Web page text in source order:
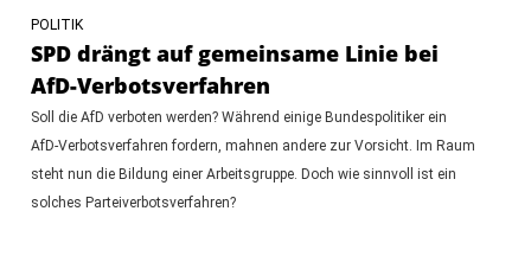
POLITIK
SPD drängt auf gemeinsame Linie bei
AfD-Verbotsverfahren
Soll die AfD verboten werden? Während einige Bundespolitiker ein
AfD-Verbotsverfahren fordern, mahnen andere zur Vorsicht. Im Raum
steht nun die Bildung einer Arbeitsgruppe. Doch wie sinnvoll ist ein
solches Parteiverbotsverfahren?